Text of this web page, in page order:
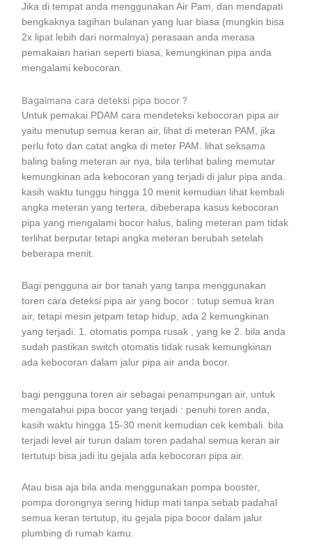
Jika di tempat anda menggunakan Air Pam, dan mendapati
bengkaknya tagihan bulanan yang luar biasa (mungkin bisa
2x lipat lebih dari normalnya) perasaan anda merasa
pemakaian harian seperti biasa, kemungkinan pipa anda
mengalami kebocoran.
Bagaimana cara deteksi pipa bocor ?
Untuk pemakai PDAM cara mendeteksi kebocoran pipa air
yaitu menutup semua keran air, lihat di meteran PAM, jika
perlu foto dan catat angka di meter PAM. lihat seksama
baling baling meteran air nya, bila terlihat baling memutar
kemungkinan ada kebocoran yang terjadi di jalur pipa anda.
kasih waktu tunggu hingga 10 menit kemudian lihat kembali
angka meteran yang tertera, dibeberapa kasus kebocoran
pipa yang mengalami bocor halus, baling meteran pam tidak
terlihat berputar tetapi angka meteran berubah setelah
beberapa menit.
Bagi pengguna air bor tanah yang tanpa menggunakan
toren cara deteksi pipa air yang bocor : tutup semua kran
air, tetapi mesin jetpam tetap hidup, ada 2 kemungkinan
yang terjadi. 1. otomatis pompa rusak , yang ke 2. bila anda
sudah pastikan switch otomatis tidak rusak kemungkinan
ada kebocoran dalam jalur pipa air anda bocor.
bagi pengguna toren air sebagai penampungan air, untuk
mengatahui pipa bocor yang terjadi : penuhi toren anda,
kasih waktu hingga 15-30 menit kemudian cek kembali. bila
terjadi level air turun dalam toren padahal semua keran air
tertutup bisa jadi itu gejala ada kebocoran pipa air.
Atau bisa aja bila anda menggunakan pompa booster,
pompa dorongnya sering hidup mati tanpa sebab padahal
semua keran tertutup, itu gejala pipa bocor dalam jalur
plumbing di rumah kamu.